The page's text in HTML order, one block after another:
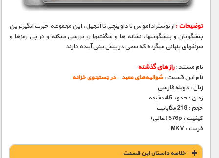
توضیحات :از نوستراداموس تا داوینچی تا انجیل، این مجموعه حیرت انگیزترین
پیشگویان و پیشگوییها، نشانه­ ها و شگفتیها رو بررسی میکنه و در پی رمزها و
سرنخهای پنهانی میگرده که سعی در پیش بینی آینده دارند
نام مستند :راز های گذشته
نام این قسمت :شوالیه‌های معبد – در جستجوی خزانه
زبان : دوبله فارسی
زمان : حدود 45 دقیقه
حجم : 218 مگابایت
کیفیت : 576p (عالی)
فرمت : MKV
خلاصه داستان این قسمت